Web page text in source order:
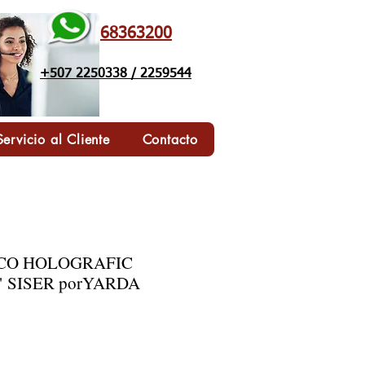
68363200
+507 2250338 / 2259544
al Cliente Contacto
HOLOGRAFIC
porYARDA